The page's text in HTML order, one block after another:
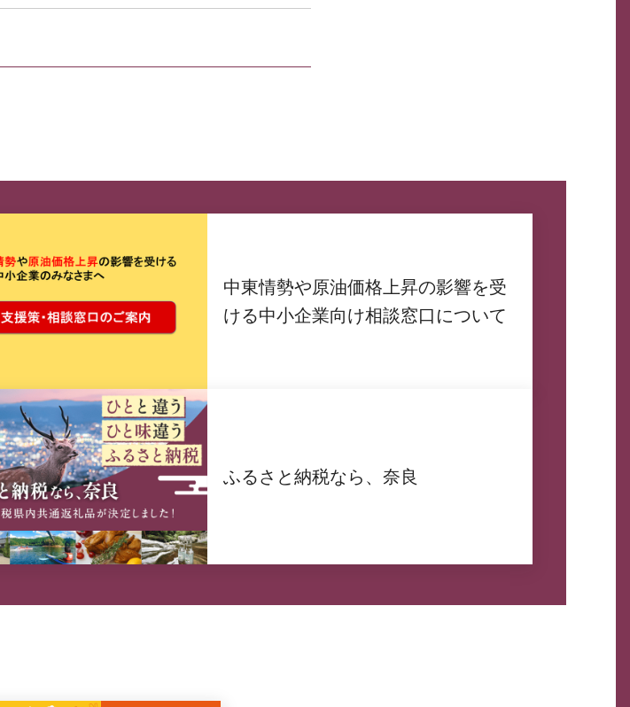
中東情勢や原油価格上昇の影響を受
ける中小企業向け相談窓口について
ふるさと納税なら、奈良